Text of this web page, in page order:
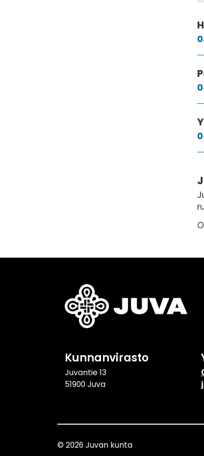
Kunnanvirasto
Juvantie 13
51900 Juva
© 2026 Juvan kunta